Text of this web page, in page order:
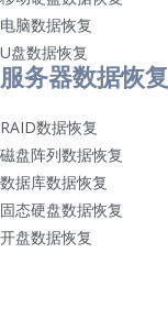
电脑数据恢复
U盘数据恢复
服务器数据恢复
RAID数据恢复
磁盘阵列数据恢复
数据库数据恢复
固态硬盘数据恢复
开盘数据恢复